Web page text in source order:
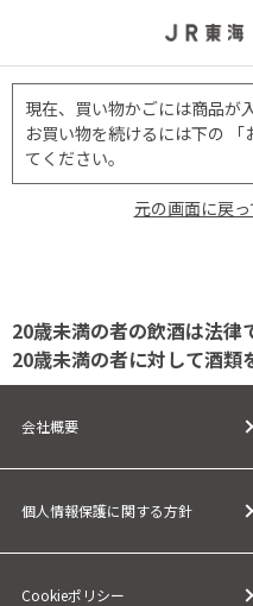
現在、買い物かごには商品が
お買い物を続けるには下の
てください。
元の画面に戻
20歳未満の者の飲酒は法律
20歳未満の者に対して酒類
会社概要
個人情報保護に関する方針
Cookieポリシー